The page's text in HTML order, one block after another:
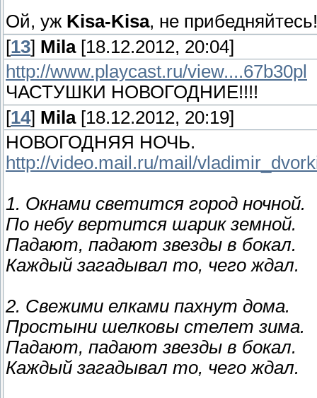
Ой, уж Kisa-Kisa, не прибедняйтесь!
[13] Mila[18.12.2012, 20:04]
http://www.playcast.ru/view....67b30pl
ЧАСТУШКИ НОВОГОДНИЕ!!!!
[14] Mila[18.12.2012, 20:19]
НОВОГОДНЯЯ НОЧЬ.
http://video.mail.ru/mail/
1. Окнами светится город ночной.
По небу вертится шарик земной.
Падают, падают звезды в бокал.
Каждый загадывал то, чего ждал.
2. Свежими елками пахнут дома.
Простыни шелковы стелет зима.
Падают, падают звезды в бокал.
Каждый загадывал то, чего ждал.